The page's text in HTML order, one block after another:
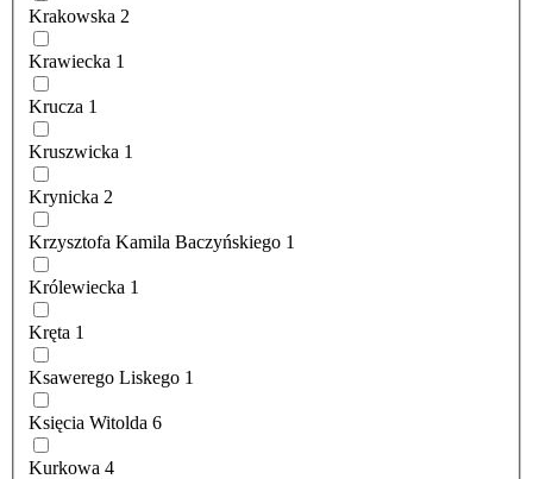
Krakowska 2
Krawiecka 1
Krucza 1
Kruszwicka 1
Krynicka 2
Krzysztofa Kamila Baczyńskiego 1
Królewiecka 1
Kręta 1
Ksawerego Liskego 1
Księcia Witolda 6
Kurkowa 4